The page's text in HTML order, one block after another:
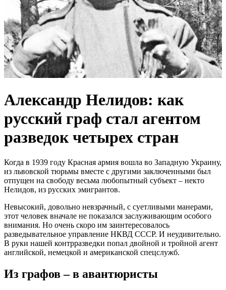
Александр Нелидов: как
русский граф стал агентом
разведок четырех стран
Когда в 1939 году Красная армия вошла во Западную Украину,
из львовской тюрьмы вместе с другими заключенными был
отпущен на свободу весьма любопытный субъект – некто
Нелидов, из русских эмигрантов.
Невысокий, довольно невзрачный, с суетливыми манерами,
этот человек вначале не показался заслуживающим особого
внимания. Но очень скоро им заинтересовалось
разведывательное управление НКВД СССР. И неудивительно.
В руки нашей контрразведки попал двойной и тройной агент
английской, немецкой и американской спецслужб.
Из графов – в авантюристы